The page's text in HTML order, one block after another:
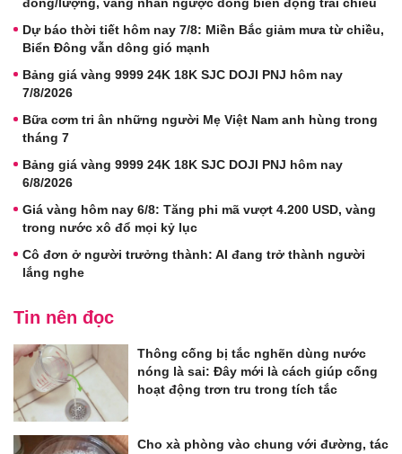
đồng/lượng, vàng nhẫn ngược dòng biến động trái chiều
Dự báo thời tiết hôm nay 7/8: Miền Bắc giảm mưa từ chiều,
Biển Đông vẫn dông gió mạnh
Bảng giá vàng 9999 24K 18K SJC DOJI PNJ hôm nay
7/8/2026
Bữa cơm tri ân những người Mẹ Việt Nam anh hùng trong
tháng 7
Bảng giá vàng 9999 24K 18K SJC DOJI PNJ hôm nay
6/8/2026
Giá vàng hôm nay 6/8: Tăng phi mã vượt 4.200 USD, vàng
trong nước xô đổ mọi kỷ lục
Cô đơn ở người trưởng thành: AI đang trở thành người
lắng nghe
Tin nên đọc
Thông cống bị tắc nghẽn dùng nước
nóng là sai: Đây mới là cách giúp cống
hoạt động trơn tru trong tích tắc
Cho xà phòng vào chung với đường, tác